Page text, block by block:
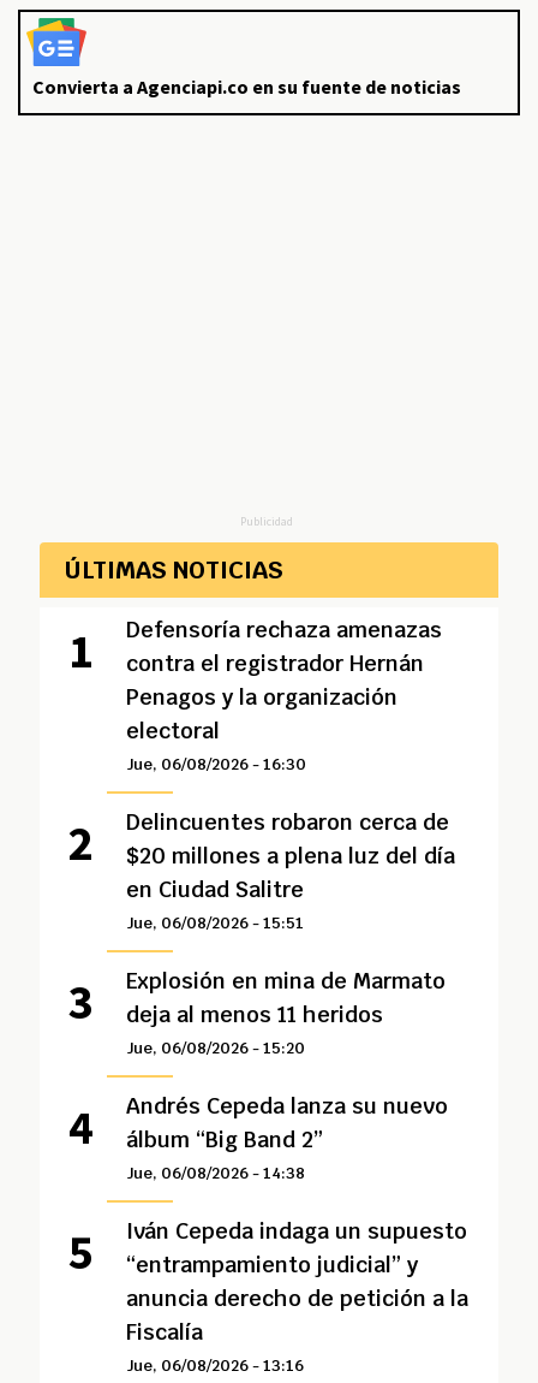
Convierta a Agenciapi.co en su fuente de noticias
Publicidad
ÚLTIMAS NOTICIAS
Defensoría rechaza amenazas
contra el registrador Hernán
Penagos y la organización
electoral
Jue, 06/08/2026 - 16:30
Delincuentes robaron cerca de
$20 millones a plena luz del día
en Ciudad Salitre
Jue, 06/08/2026 - 15:51
Explosión en mina de Marmato
deja al menos 11 heridos
Jue, 06/08/2026 - 15:20
Andrés Cepeda lanza su nuevo
álbum “Big Band 2”
Jue, 06/08/2026 - 14:38
Iván Cepeda indaga un supuesto
“entrampamiento judicial” y
anuncia derecho de petición a la
Fiscalía
Jue, 06/08/2026 - 13:16